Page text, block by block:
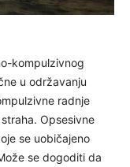
kompulzivnog
u održavanju
radnje
Opsesivne
se uobičajeno
se dogoditi da